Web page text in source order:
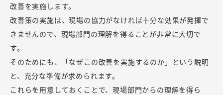
改善を実施します。
改善策の実施は、現場の協力がなければ十分な効果が発揮で
きませんので、現場部門の理解を得ることが非常に大切で
す。
そのためにも、「なぜこの改善を実施するのか」という説明
と、充分な準備が求められます。
これらを用意しておくことで、現場部門からの理解を得ら